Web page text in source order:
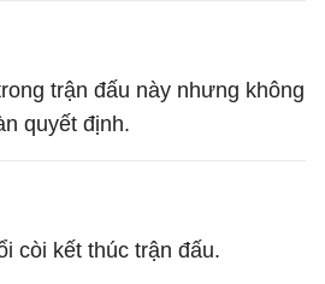
trận đấu này nhưng không
quyết định.
còi kết thúc trận đấu.